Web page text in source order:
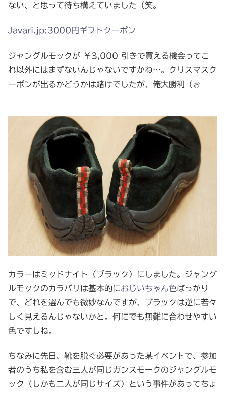
ない、と思って待ち構えていました（笑。
Javari.jp:3000円ギフトクーポン
ジャングルモックが ￥3,000 引きで買える機会ってこ
れ以外にはまずないんじゃないですかね…。クリスマスク
ーポンが出るかどうかは賭けでしたが、俺大勝利（ぉ
カラーはミッドナイト（ブラック）にしました。ジャング
ルモックのカラバリは基本的におじいちゃん色ばっかり
で、どれを選んでも微妙なんですが、ブラックは逆に若々
しく見えるんじゃないかと。何にでも無難に合わせやすい
色ですしね。
ちなみに先日、靴を脱ぐ必要があった某イベントで、参加
者のうち私を含む三人が同じガンスモークのジャングルモ
ック（しかも二人が同じサイズ）という事件があってちょ